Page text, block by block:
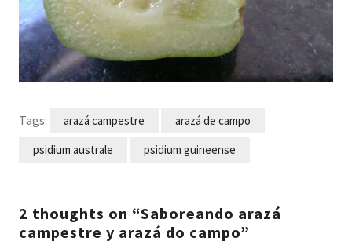
Tags: arazá campestre
arazá de campo
psidium australe
psidium guineense
2 thoughts on “Saboreando arazá
campestre y arazá do campo”